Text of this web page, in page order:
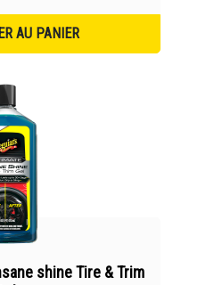
AU PANIER
shine Tire & Trim